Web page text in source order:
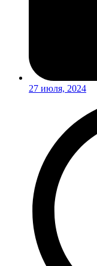
27 июля, 2024